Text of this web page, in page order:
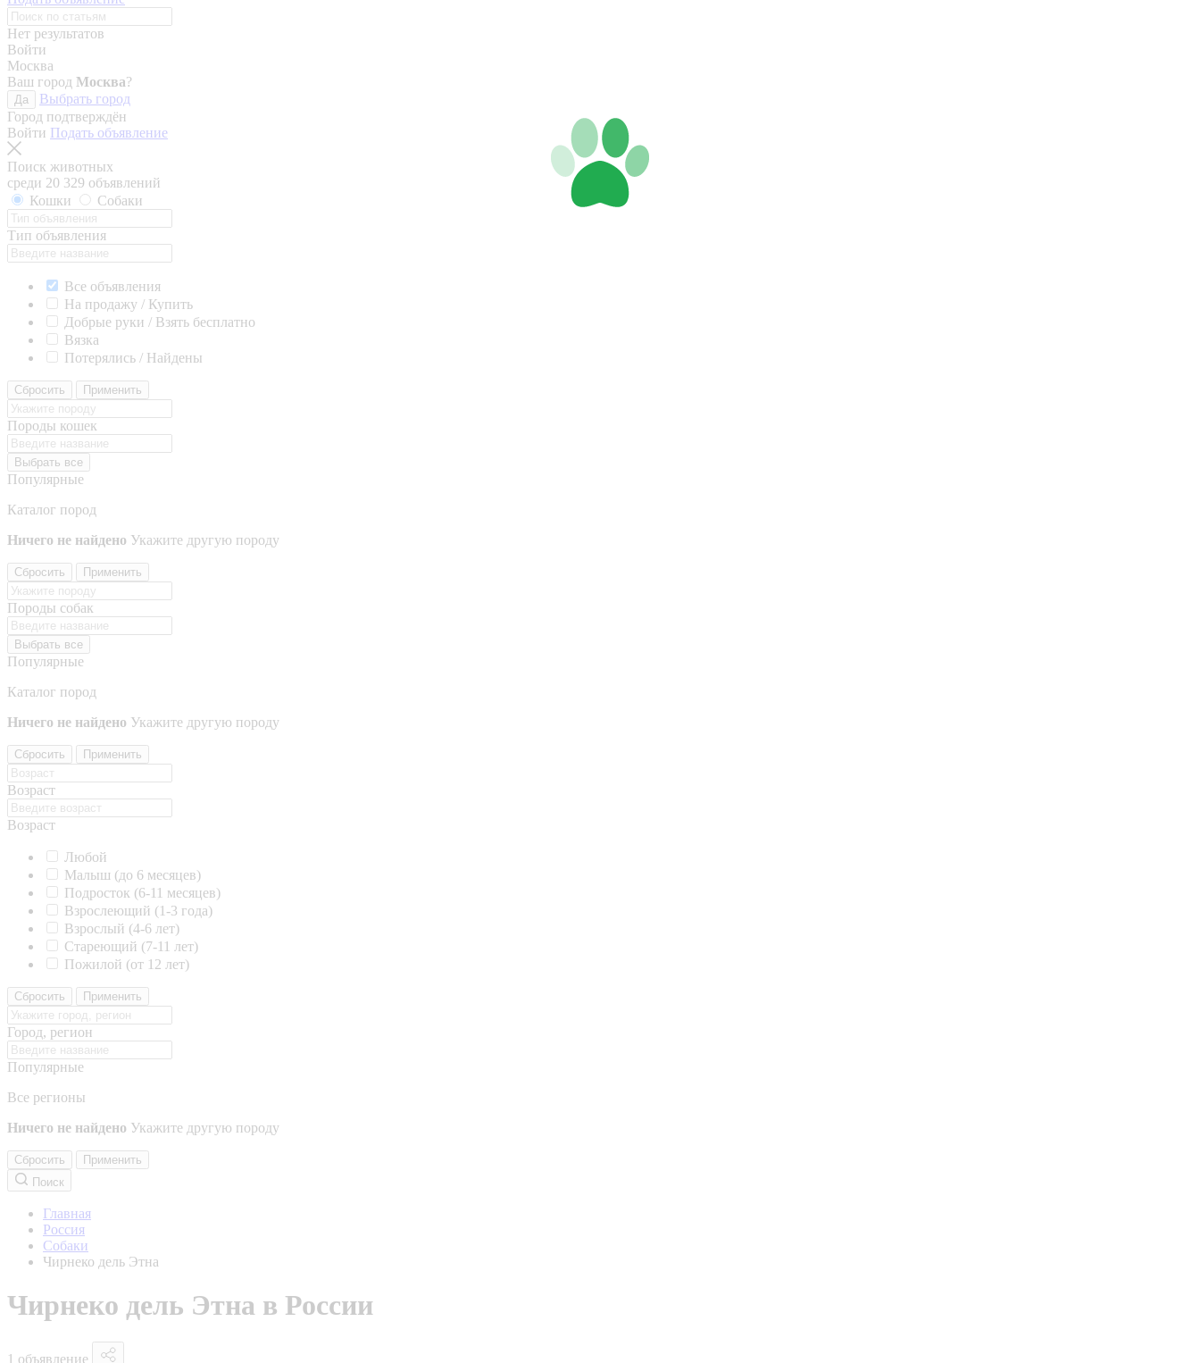
Нет результатов
Войти
Москва
Ваш город Москва?
Да
Выбрать город
Город подтверждён
Войти Подать объявление
Поиск животных
среди 20 329 объявлений
Кошки
Собаки
Тип объявления
Все объявления
На продажу / Купить
Добрые руки / Взять бесплатно
Вязка
Потерялись / Найдены
Сбросить Применить
Породы кошек
Выбрать все
Популярные
Каталог пород
Ничего не найдено Укажите другую породу
Сбросить Применить
Породы собак
Выбрать все
Популярные
Каталог пород
Ничего не найдено Укажите другую породу
Сбросить Применить
Возраст
Возраст
Любой
Малыш (до 6 месяцев)
Подросток (6-11 месяцев)
Взрослеющий (1-3 года)
Взрослый (4-6 лет)
Стареющий (7-11 лет)
Пожилой (от 12 лет)
Сбросить Применить
Город, регион
Популярные
Все регионы
Ничего не найдено Укажите другую породу
Сбросить
Применить
Поиск
Главная
Россия
Собаки
Чирнеко дель Этна
Чирнеко дель Этна в России
1 объявление